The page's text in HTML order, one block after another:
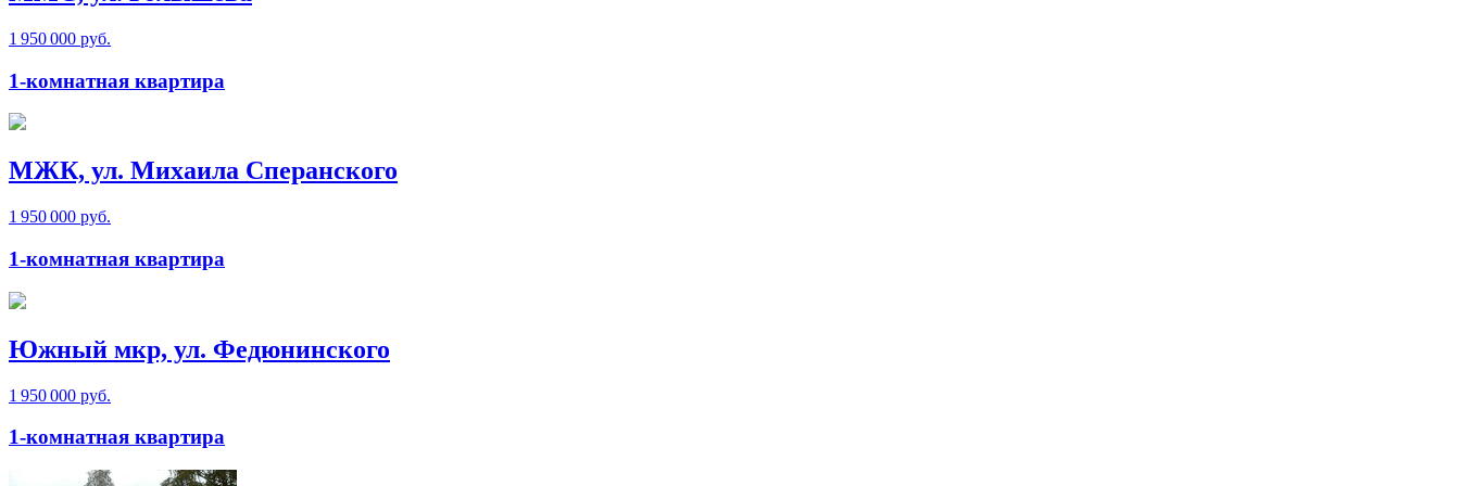
1 950 000 руб.
1-комнатная квартира
МЖК, ул. Михаила Сперанского
1 950 000 руб.
1-комнатная квартира
Южный мкр, ул. Федюнинского
1 950 000 руб.
1-комнатная квартира